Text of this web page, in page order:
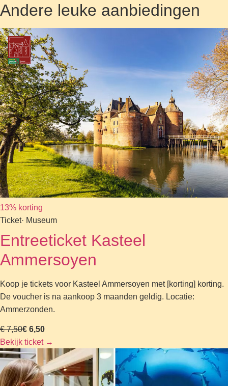
Andere leuke aanbiedingen
13% korting
Ticket· Museum
Entreeticket Kasteel
Ammersoyen
Koop je tickets voor Kasteel Ammersoyen met [korting] korting.
De voucher is na aankoop 3 maanden geldig. Locatie:
Ammerzonden.
€ 7,50€ 6,50
Bekijk ticket →